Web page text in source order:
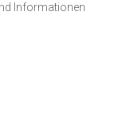
Informationen